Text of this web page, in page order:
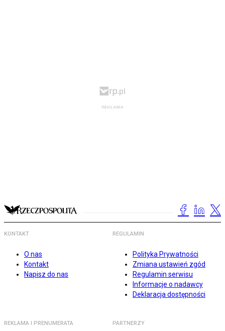
KONTAKT
O nas
Kontakt
Napisz do nas
REGULAMIN
Polityka Prywatności
Zmiana ustawień zgód
Regulamin serwisu
Informacje o nadawcy
Deklaracja dostępności
REKLAMA I PRENUMERATA PARTNERZY